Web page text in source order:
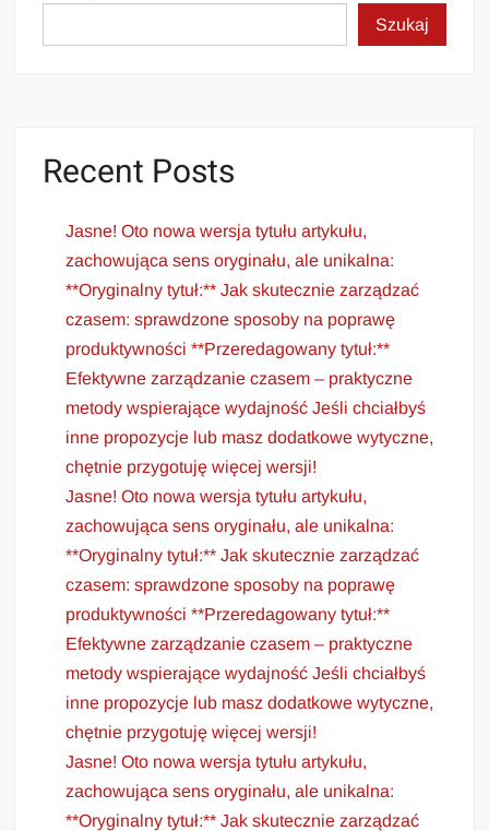
Szukaj
Recent Posts
Jasne! Oto nowa wersja tytułu artykułu,
zachowująca sens oryginału, ale unikalna:
**Oryginalny tytuł:** Jak skutecznie zarządzać
czasem: sprawdzone sposoby na poprawę
produktywności **Przeredagowany tytuł:**
Efektywne zarządzanie czasem – praktyczne
metody wspierające wydajność Jeśli chciałbyś
inne propozycje lub masz dodatkowe wytyczne,
chętnie przygotuję więcej wersji!
Jasne! Oto nowa wersja tytułu artykułu,
zachowująca sens oryginału, ale unikalna:
**Oryginalny tytuł:** Jak skutecznie zarządzać
czasem: sprawdzone sposoby na poprawę
produktywności **Przeredagowany tytuł:**
Efektywne zarządzanie czasem – praktyczne
metody wspierające wydajność Jeśli chciałbyś
inne propozycje lub masz dodatkowe wytyczne,
chętnie przygotuję więcej wersji!
Jasne! Oto nowa wersja tytułu artykułu,
zachowująca sens oryginału, ale unikalna:
**Oryginalny tytuł:** Jak skutecznie zarządzać